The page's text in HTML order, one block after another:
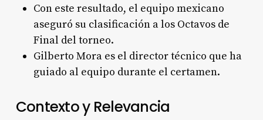
Con este resultado, el equipo mexicano
aseguró su clasificación a los Octavos de
Final del torneo.
Gilberto Mora es el director técnico que ha
guiado al equipo durante el certamen.
Contexto y Relevancia